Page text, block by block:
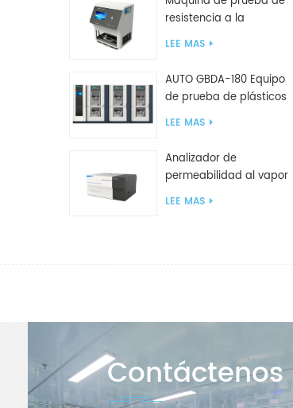
resistencia a la
compresión GBN200G
LEE MAS
AUTO GBDA-180 Equipo
de prueba de plásticos
para degradación de
LEE MAS
Analizador de
permeabilidad al vapor
de agua W812 (método
LEE MAS
Contáctenos